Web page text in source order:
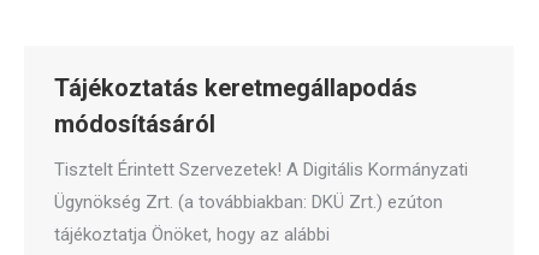
Tájékoztatás keretmegállapodás
módosításáról
Tisztelt Érintett Szervezetek! A Digitális Kormányzati
Ügynökség Zrt. (a továbbiakban: DKÜ Zrt.) ezúton
tájékoztatja Önöket, hogy az alábbi